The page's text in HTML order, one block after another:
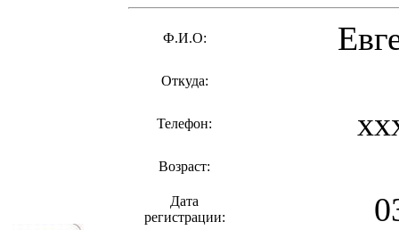
Ф.И.О:
Откуда:
Телефон:
Возраст:
Дата
регистрации: